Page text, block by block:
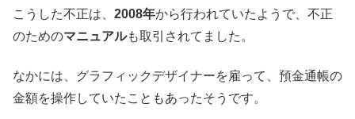
こうした不正は、 2008年から行われていたようで、不正
のためのマニュアルも取引されてました。
なかには、グラフィックデザイナーを雇って、預金通帳の
金額を操作していたこともあったそうです。